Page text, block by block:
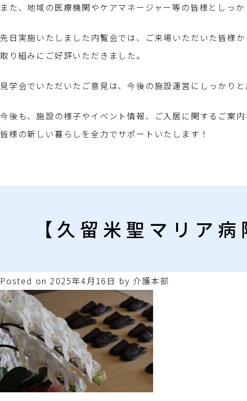
また、地域の医療機関やケアマネージャー等の皆様としっか
先日実施いたしました内覧会では、ご来場いただいた皆様
取り組みにご好評いただきました。
見学会でいただいたご意見は、今後の施設運営にしっかりと
今後も、施設の様子やイベント情報、ご入居に関するご案内
皆様の新しい暮らしを全力でサポートいたします！
【久留米聖マリア
Posted on2025年4月16日 by 介護本部